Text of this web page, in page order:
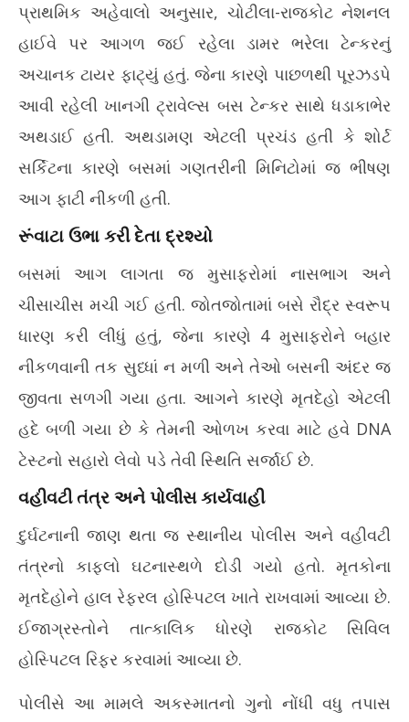
પ્રાથમિક અહેવાલો અનુસાર, ચોટીલા-રાજકોટ નેશનલ
હાઈવે પર આગળ જઈ રહેલા ડામર ભરેલા ટેન્કરનું
અચાનક ટાયર ફાટ્યું હતું. જેના કારણે પાછળથી પૂરઝડપે
આવી રહેલી ખાનગી ટ્રાવેલ્સ બસ ટેન્કર સાથે ધડાકાભેર
અથડાઈ હતી. અથડામણ એટલી પ્રચંડ હતી કે શોર્ટ
સર્કિટના કારણે બસમાં ગણતરીની મિનિટોમાં જ ભીષણ
આગ ફાટી નીકળી હતી.
રૂંવાટા ઉભા કરી દેતા દ્રશ્યો
બસમાં આગ લાગતા જ મુસાફરોમાં નાસભાગ અને
ચીસાચીસ મચી ગઈ હતી. જોતજોતામાં બસે રૌદ્ર સ્વરૂપ
ધારણ કરી લીધું હતું, જેના કારણે 4 મુસાફરોને બહાર
નીકળવાની તક સુધ્ધાં ન મળી અને તેઓ બસની અંદર જ
જીવતા સળગી ગયા હતા. આગને કારણે મૃતદેહો એટલી
હદે બળી ગયા છે કે તેમની ઓળખ કરવા માટે હવે DNA
ટેસ્ટનો સહારો લેવો પડે તેવી સ્થિતિ સર્જાઈ છે.
વહીવટી તંત્ર અને પોલીસ કાર્યવાહી
દુર્ઘટનાની જાણ થતા જ સ્થાનીય પોલીસ અને વહીવટી
તંત્રનો કાફલો ઘટનાસ્થળે દોડી ગયો હતો. મૃતકોના
મૃતદેહોને હાલ રેફરલ હોસ્પિટલ ખાતે રાખવામાં આવ્યા છે.
ઈજાગ્રસ્તોને તાત્કાલિક ધોરણે રાજકોટ સિવિલ
હોસ્પિટલ રિફર કરવામાં આવ્યા છે.
પોલીસે આ મામલે અકસ્માતનો ગુનો નોંધી વધુ તપાસ